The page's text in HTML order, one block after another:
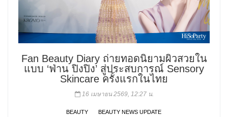
Fan Beauty Diary ถ่ายทอดนิยามผิวสวยใน
แบบ ‘ฟ่าน ปิงปิง’ สู่ประสบการณ์ Sensory
Skincare ครั้งแรกในไทย
16 เมษายน 2569, 12:27 น.
BEAUTY BEAUTY NEWS UPDATE